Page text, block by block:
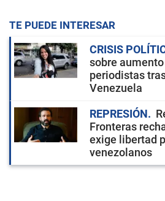
TE PUEDE INTERESAR
CRISIS
sobre
periodistas
Venezuela
REPRESIÓN
Fronteras
exige libertad
venezolanos